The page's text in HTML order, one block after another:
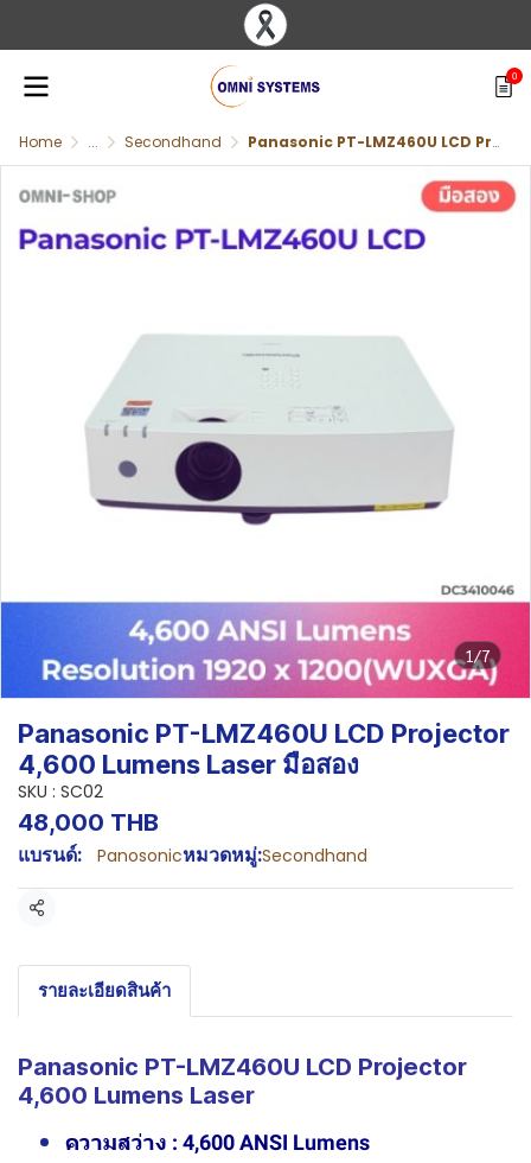
0
Home ... Secondhand Panasonic PT-LMZ460U LCD Projector 4,600 Lumens Laser มือสอง
1/7
Panasonic PT-LMZ460U LCD Projector
4,600 Lumens Laser มือสอง
SKU : SC02
48,000 THB
แบรนด์: Panosonicหมวดหมู่:Secondhand
แชร์
รายละเอียดสินค้า
Panasonic PT-LMZ460U LCD Projector
4,600 Lumens Laser
ความสว่าง : 4,600 ANSI Lumens